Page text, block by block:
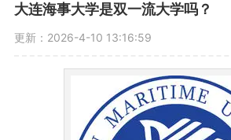
大连海事大学是双一流大学吗？
更新：2026-4-10 13:16:59